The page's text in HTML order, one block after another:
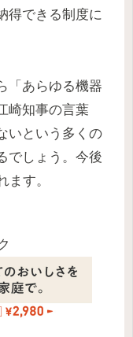
得できる制度に
「あらゆる機器
崎知事の言葉
いという多くの
でしょう。今後
ます。